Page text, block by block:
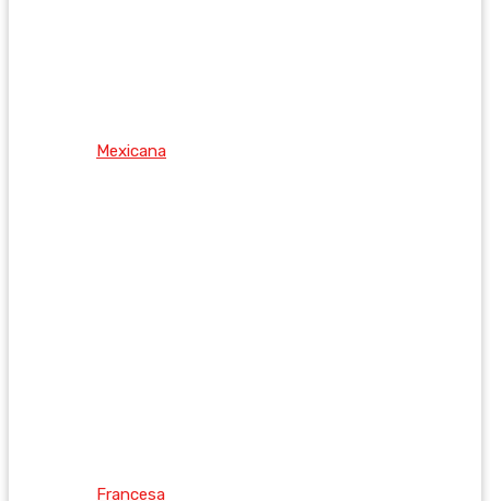
Mexicana
Francesa